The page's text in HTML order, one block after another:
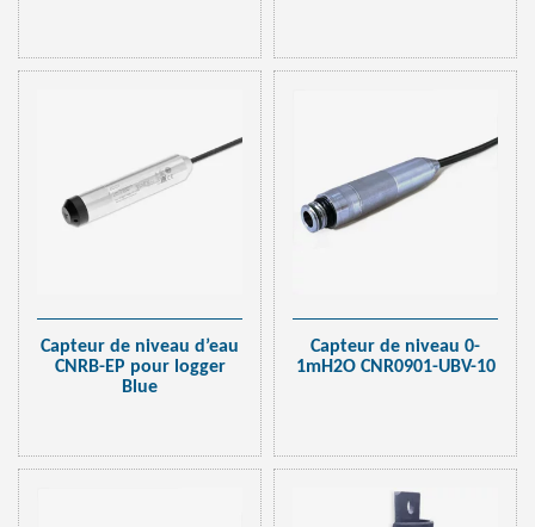
Capteur de niveau d’eau
CNRB-EP pour logger
Blue
Capteur de niveau 0-
1mH2O CNR0901-UBV-10